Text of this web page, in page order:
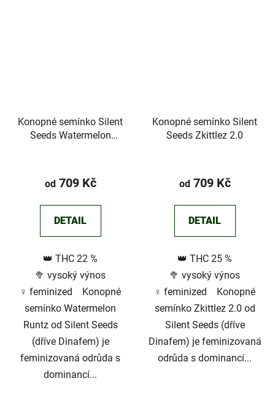
Konopné semínko Silent
Seeds Watermelon
hodnocení
je
4,3
5
hvězdiček.
od709 Kč
DETAIL
👑 THC 22 %
🥦 vysoký výnos
♀️ feminized Konopné
semínko Watermelon
Runtz od Silent Seeds
(dříve Dinafem) je
feminizovaná odrůda s
dominancí...
Konopné semínko Silent
Seeds Zkittlez 2.0
od709 Kč
DETAIL
👑 THC 25 %
🥦 vysoký výnos
♀️ feminized Konopné
semínko Zkittlez 2.0 od
Silent Seeds (dříve
Dinafem) je feminizovaná
odrůda s dominancí...